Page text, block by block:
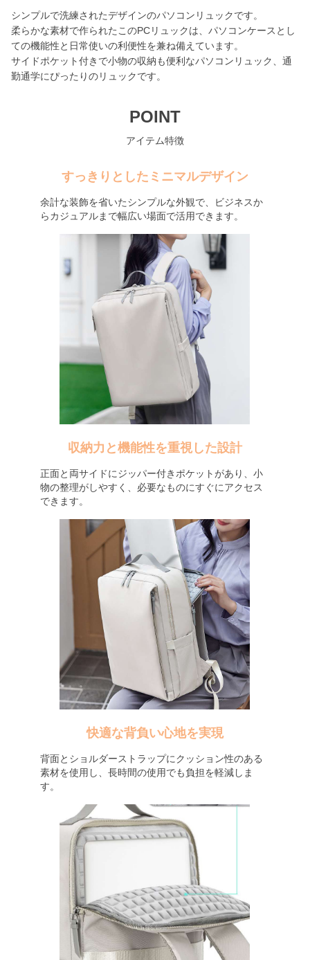
シンプルで洗練されたデザインのパソコンリュックです。
柔らかな素材で作られたこのPCリュックは、パソコンケースとし
ての機能性と日常使いの利便性を兼ね備えています。
サイドポケット付きで小物の収納も便利なパソコンリュック、通
勤通学にぴったりのリュックです。
POINT
アイテム特徴
すっきりとしたミニマルデザイン
余計な装飾を省いたシンプルな外観で、ビジネスか
らカジュアルまで幅広い場面で活用できます。
収納力と機能性を重視した設計
正面と両サイドにジッパー付きポケットがあり、小
物の整理がしやすく、必要なものにすぐにアクセス
できます。
快適な背負い心地を実現
背面とショルダーストラップにクッション性のある
素材を使用し、長時間の使用でも負担を軽減しま
す。